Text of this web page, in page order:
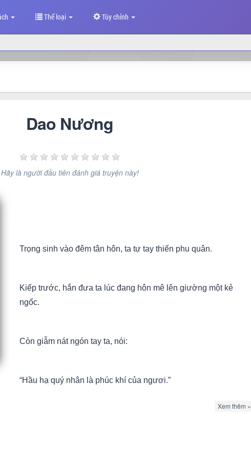
Thể loại Tùy chỉnh
Dao Nương
Hãy là người đầu tiên đánh giá truyện này!
Trọng sinh vào đêm tân hôn, ta tự tay thiến phu quân.
Kiếp trước, hắn đưa ta lúc đang hôn mê lên giường một kẻ
ngốc.
Còn giẫm nát ngón tay ta, nói:
“Hầu hạ quý nhân là phúc khí của ngươi.”
Xem thêm »